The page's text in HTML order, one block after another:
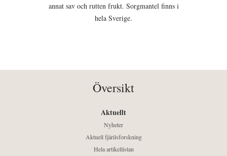
annat sav och rutten frukt. Sorgmantel finns i
hela Sverige.
Översikt
Aktuellt
Nyheter
Aktuell fjärilsforskning
Hela artikellistan